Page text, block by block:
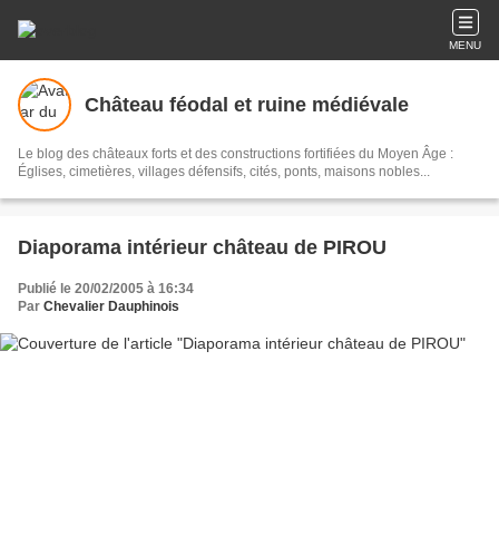
MENU
Château féodal et ruine médiévale
Le blog des châteaux forts et des constructions fortifiées du Moyen Âge :
Églises, cimetières, villages défensifs, cités, ponts, maisons nobles...
Diaporama intérieur château de PIROU
Publié le 20/02/2005 à 16:34
Par Chevalier Dauphinois